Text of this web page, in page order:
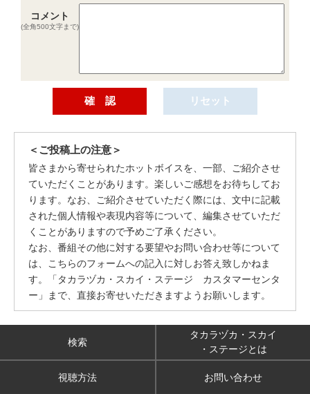
コメント
(全角500文字まで)
＜ご投稿上の注意＞
皆さまから寄せられたホットボイスを、一部、ご紹介させ
ていただくことがあります。楽しいご感想をお待ちしてお
ります。なお、ご紹介させていただく際には、文中に記載
された個人情報や表現内容等について、編集させていただ
くことがありますので予めご了承ください。
なお、番組その他に対する要望やお問い合わせ等について
は、こちらのフォームへの記入に対しお答え致しかねま
す。「タカラヅカ・スカイ・ステージ カスタマーセンタ
ー」まで、直接お寄せいただきますようお願いします。
検索
タカラヅカ・スカイ
・ステージとは
視聴方法 お問い合わせ